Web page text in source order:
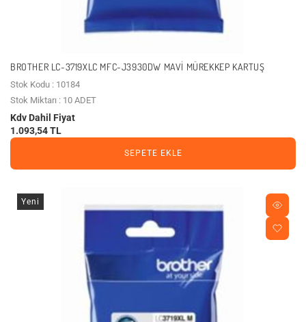
BROTHER LC-3719XLC MFC-J3930DW MAVI MÜREKKEP KARTUŞ
Stok Kodu : 10184
Stok Miktarı : 10 ADET
Kdv Dahil Fiyat
1.093,54 TL
SEPETE EKLE
Yeni